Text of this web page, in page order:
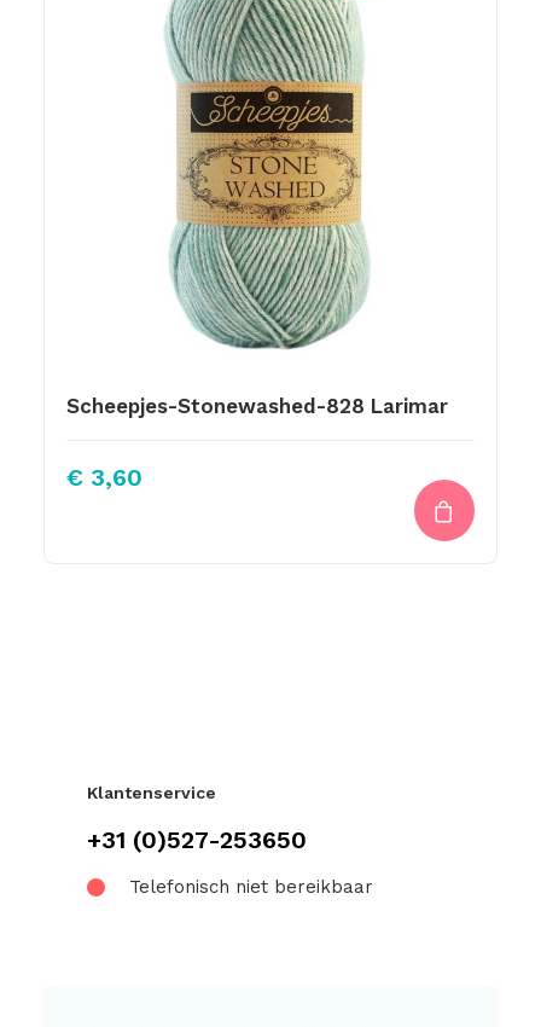
Scheepjes-Stonewashed-828 Larimar
€ 3,60
Klantenservice
+31 (0)527-253650
Telefonisch niet bereikbaar